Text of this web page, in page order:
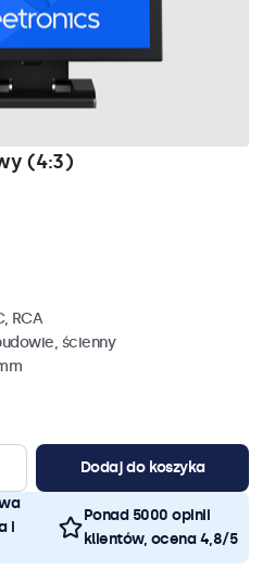
(4:3)
RCA
ścienny
Dodaj do koszyka
i
Ponad 5000 opinii
klientów, ocena 4,8/5